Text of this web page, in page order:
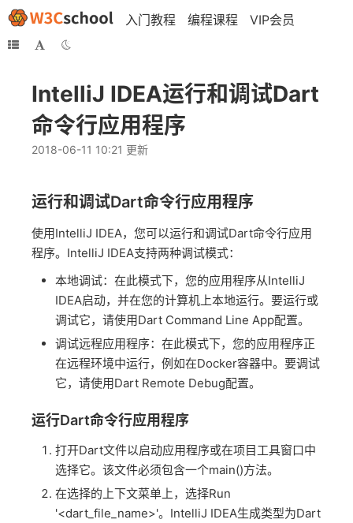
入门教程 编程课程 VIP会员
IntelliJ IDEA运行和调试Dart
命令行应用程序
2018-06-11 10:21 更新
运行和调试Dart命令行应用程序
使用IntelliJ IDEA，您可以运行和调试Dart命令行应用
程序。IntelliJ IDEA支持两种调试模式：
本地调试：在此模式下，您的应用程序从IntelliJ
IDEA启动，并在您的计算机上本地运行。要运行或
调试它，请使用Dart Command Line App配置。
调试远程应用程序：在此模式下，您的应用程序正
在远程环境中运行，例如在Docker容器中。要调试
它，请使用Dart Remote Debug配置。
运行Dart命令行应用程序
打开Dart文件以启动应用程序或在项目工具窗口中
选择它。该文件必须包含一个main()方法。
在选择的上下文菜单上，选择Run
'<dart_file_name>'。IntelliJ IDEA生成类型为Dart